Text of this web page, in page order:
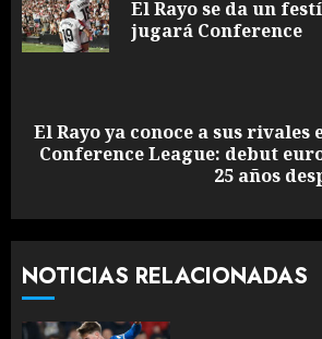
El Rayo se da un
jugará Conference
Siguiente
El Rayo ya conoce a sus rivales
Conference League: debut
25 años
NOTICIAS RELACIONADAS